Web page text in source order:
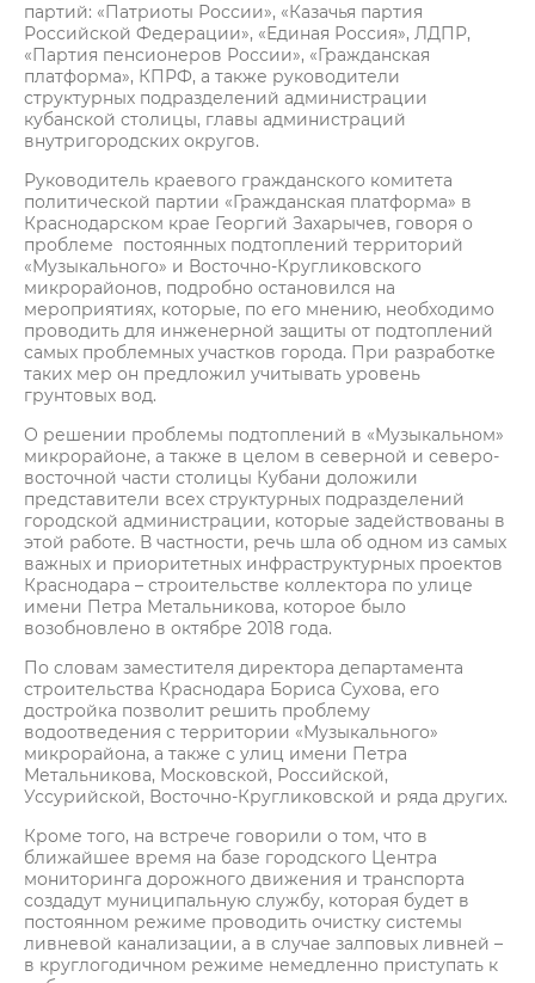
партий: «Патриоты России», «Казачья партия
Российской Федерации», «Единая Россия», ЛДПР,
«Партия пенсионеров России», «Гражданская
платформа», КПРФ, а также руководители
структурных подразделений администрации
кубанской столицы, главы администраций
внутригородских округов.
Руководитель краевого гражданского комитета
политической партии «Гражданская платформа» в
Краснодарском крае Георгий Захарычев, говоря о
проблеме постоянных подтоплений территорий
«Музыкального» и Восточно-Кругликовского
микрорайонов, подробно остановился на
мероприятиях, которые, по его мнению, необходимо
проводить для инженерной защиты от подтоплений
самых проблемных участков города. При разработке
таких мер он предложил учитывать уровень
грунтовых вод.
О решении проблемы подтоплений в «Музыкальном»
микрорайоне, а также в целом в северной и северо-
восточной части столицы Кубани доложили
представители всех структурных подразделений
городской администрации, которые задействованы в
этой работе. В частности, речь шла об одном из самых
важных и приоритетных инфраструктурных проектов
Краснодара – строительстве коллектора по улице
имени Петра Метальникова, которое было
возобновлено в октябре 2018 года.
По словам заместителя директора департамента
строительства Краснодара Бориса Сухова, его
достройка позволит решить проблему
водоотведения с территории «Музыкального»
микрорайона, а также с улиц имени Петра
Метальникова, Московской, Российской,
Уссурийской, Восточно-Кругликовской и ряда других.
Кроме того, на встрече говорили о том, что в
ближайшее время на базе городского Центра
мониторинга дорожного движения и транспорта
создадут муниципальную службу, которая будет в
постоянном режиме проводить очистку системы
ливневой канализации, а в случае залповых ливней –
в круглогодичном режиме немедленно приступать к